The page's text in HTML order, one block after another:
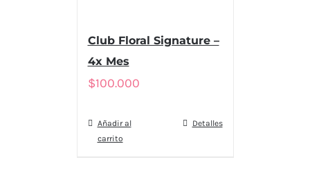
Club Floral Signature –
4x Mes
$100.000
Añadir al
carrito
Detalles